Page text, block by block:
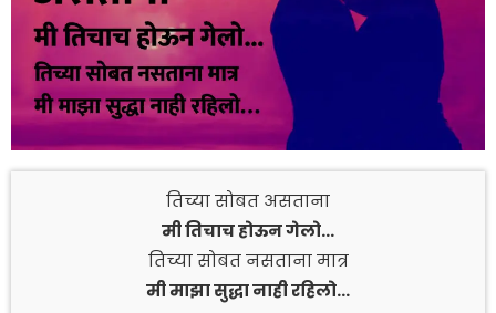
तिच्या सोबत असताना
मी तिचाच होऊन गेलो…
तिच्या सोबत नसताना मात्र
मी माझा सुद्धा नाही रहिलो…